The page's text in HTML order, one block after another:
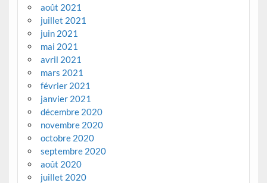
août 2021
juillet 2021
juin 2021
mai 2021
avril 2021
mars 2021
février 2021
janvier 2021
décembre 2020
novembre 2020
octobre 2020
septembre 2020
août 2020
juillet 2020